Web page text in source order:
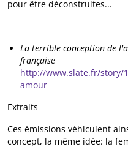
pour être déconstruites...
La terrible conception de
française
http://www.slate.fr/story/
amour
Extraits
Ces émissions véhiculent
concept, la même idée: la